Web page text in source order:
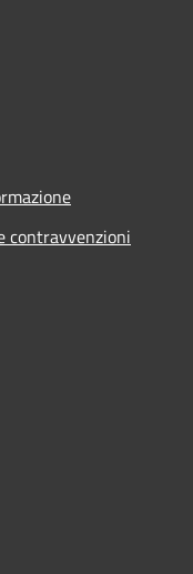
contravvenzioni